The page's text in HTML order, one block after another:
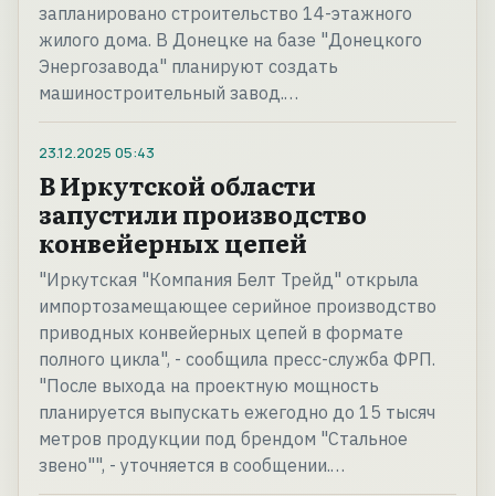
запланировано строительство 14-этажного
жилого дома. В Донецке на базе "Донецкого
Энергозавода" планируют создать
машиностроительный завод.…
23.12.2025 05:43
В Иркутской области
запустили производство
конвейерных цепей
"Иркутская "Компания Белт Трейд" открыла
импортозамещающее серийное производство
приводных конвейерных цепей в формате
полного цикла", - сообщила пресс-служба ФРП.
"После выхода на проектную мощность
планируется выпускать ежегодно до 15 тысяч
метров продукции под брендом "Стальное
звено"", - уточняется в сообщении.…